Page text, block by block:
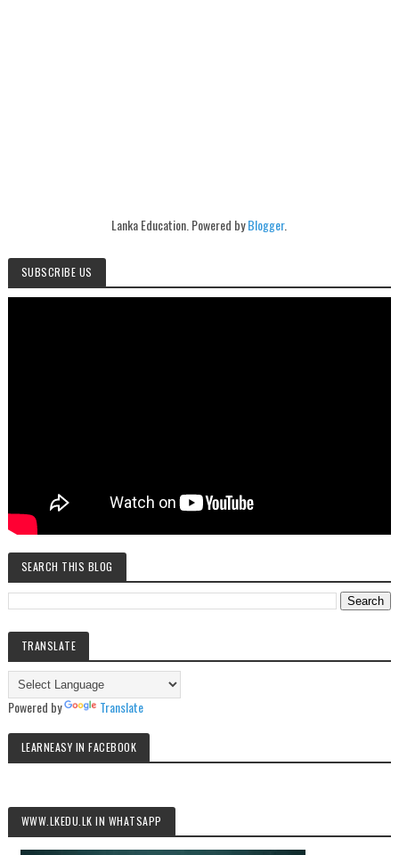
Lanka Education. Powered byBlogger.
SUBSCRIBE US
SEARCH THIS BLOG
TRANSLATE
Powered by Translate
LEARNEASY IN FACEBOOK
WWW.LKEDU.LK IN WHATSAPP